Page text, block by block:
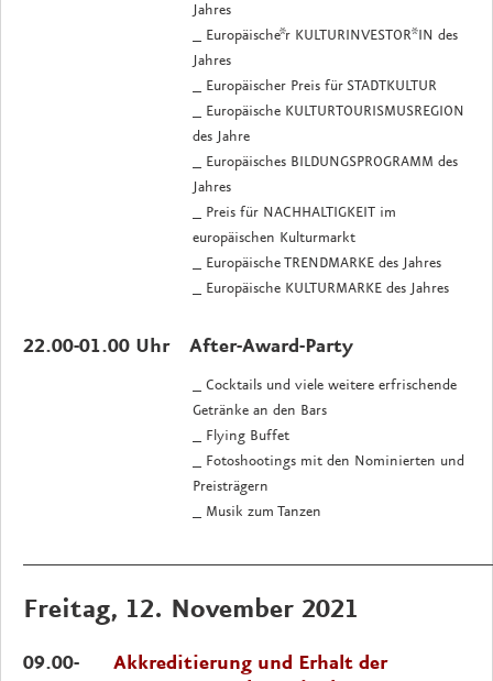
Jahres
_ Europäische*r KULTURINVESTOR*IN des
Jahres
_ Europäischer Preis für STADTKULTUR
_ Europäische KULTURTOURISMUSREGION
des Jahre
_ Europäisches BILDUNGSPROGRAMM des
Jahres
_ Preis für NACHHALTIGKEIT im
europäischen Kulturmarkt
_ Europäische TRENDMARKE des Jahres
_ Europäische KULTURMARKE des Jahres
22.00-01.00 Uhr After-Award-Party
_ Cocktails und viele weitere erfrischende
Getränke an den Bars
_ Flying Buffet
_ Fotoshootings mit den Nominierten und
Preisträgern
_ Musik zum Tanzen
Freitag, 12. November 2021
09.00-
Akkreditierung und Erhalt der